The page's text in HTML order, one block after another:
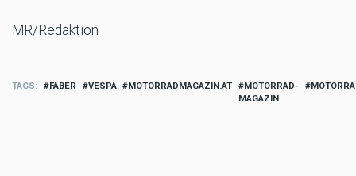
MR/Redaktion
TAGS FABER VESPA MOTORRADMAGAZIN.AT
MOTORRAD-
MAGAZIN